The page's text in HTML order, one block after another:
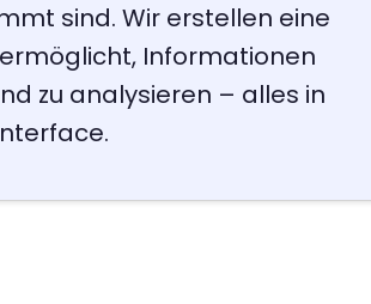
sind. Wir erstellen eine
Informationen
zu analysieren – alles in